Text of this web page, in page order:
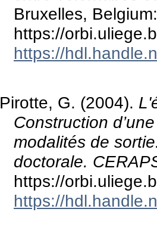
Bruxelles,
https://
https://
Pirotte, G. (2004).
Construction
modalités de
doctorale.
https://
https://